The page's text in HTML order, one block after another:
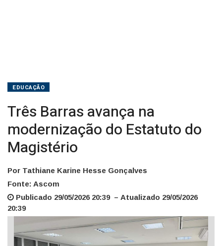
EDUCAÇÃO
Três Barras avança na
modernização do Estatuto do
Magistério
Por Tathiane Karine Hesse Gonçalves
Fonte: Ascom
Publicado 29/05/2026 20:39 – Atualizado 29/05/2026
20:39